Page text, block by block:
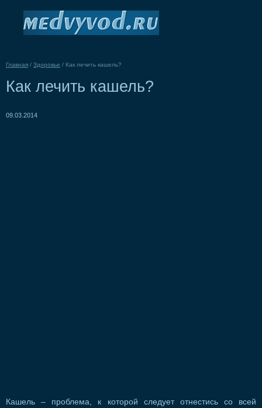
Главная / Здоровье / Как лечить кашель?
Как лечить кашель?
09.03.2014
Кашель – проблема, к которой следует отнестись со всей